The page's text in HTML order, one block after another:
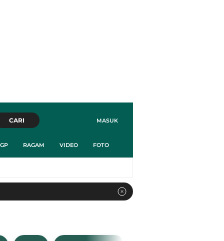
MASUK
CARI
RAGAM VIDEO FOTO